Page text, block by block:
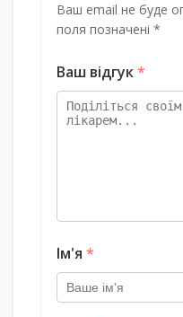
Ваш email не буде
поля позначені *
Ваш відгук*
Ім'я *